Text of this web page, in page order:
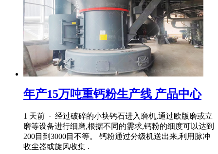
年产15万吨重钙粉生产线 产品中心
1 天前 · 经过破碎的小块钙石进入磨机,通过欧版磨或立
磨等设备进行细磨,根据不同的需求,钙粉的细度可以达到
200目到3000目不等。 钙粉通过分级机送出来,利用脉冲
收尘器或旋风收集 .